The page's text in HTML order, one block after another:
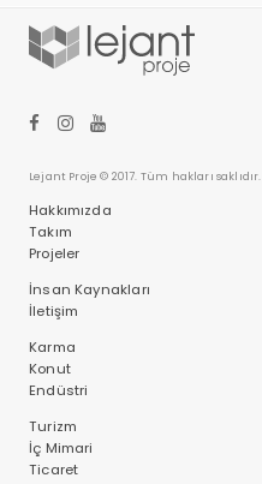
Lejant Proje © 2017. Tüm hakları saklıdır.
Hakkımızda
Takım
Projeler
İnsan Kaynakları
İletişim
Karma
Konut
Endüstri
Turizm
İç Mimari
Ticaret